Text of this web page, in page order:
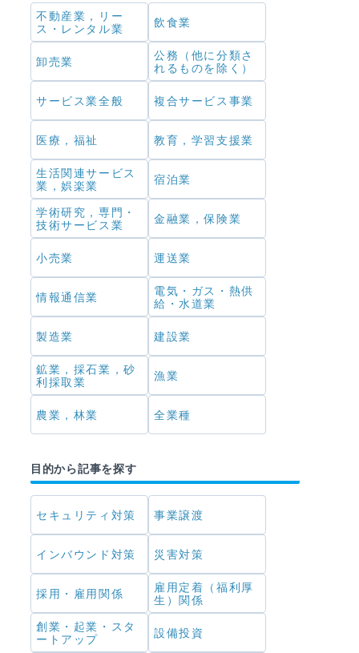
不動産業，リー
ス・レンタル業
飲食業
卸売業
公務（他に分類さ
れるものを除く）
サービス業全般 複合サービス事業
医療，福祉 教育，学習支援業
生活関連サービス
業，娯楽業
宿泊業
学術研究，専門・
技術サービス業
金融業，保険業
小売業 運送業
情報通信業
電気・ガス・熱供
給・水道業
製造業 建設業
鉱業，採石業，砂
利採取業
漁業
農業，林業 全業種
目的から記事を探す
セキュリティ対策 事業譲渡
インバウンド対策 災害対策
採用・雇用関係
雇用定着（福利厚
生）関係
創業・起業・スタ
ートアップ
設備投資